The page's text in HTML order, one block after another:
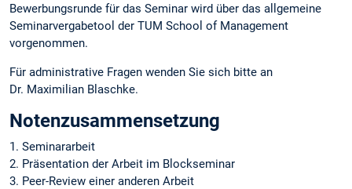
Bewerbungsrunde für das Seminar wird über das allgemeine
Seminarvergabetool der TUM School of Management
vorgenommen.
Für administrative Fragen wenden Sie sich bitte an
Dr. Maximilian Blaschke.
Notenzusammensetzung
1. Seminararbeit
2. Präsentation der Arbeit im Blockseminar
3. Peer-Review einer anderen Arbeit